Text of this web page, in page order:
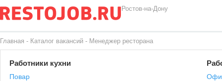
Ростов-на-Дону
Главная - Каталог вакансий - Менеджер ресторана
Работники кухни
Повар